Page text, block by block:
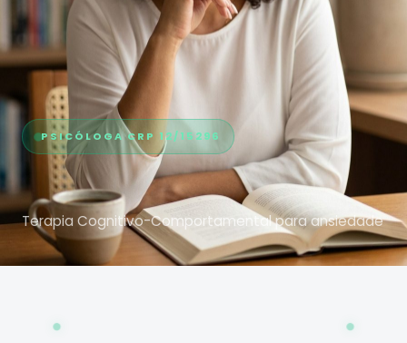
PSICÓLOGA CRP 12/15296
Aline Santos
Terapia Cognitivo-Comportamental para ansiedade